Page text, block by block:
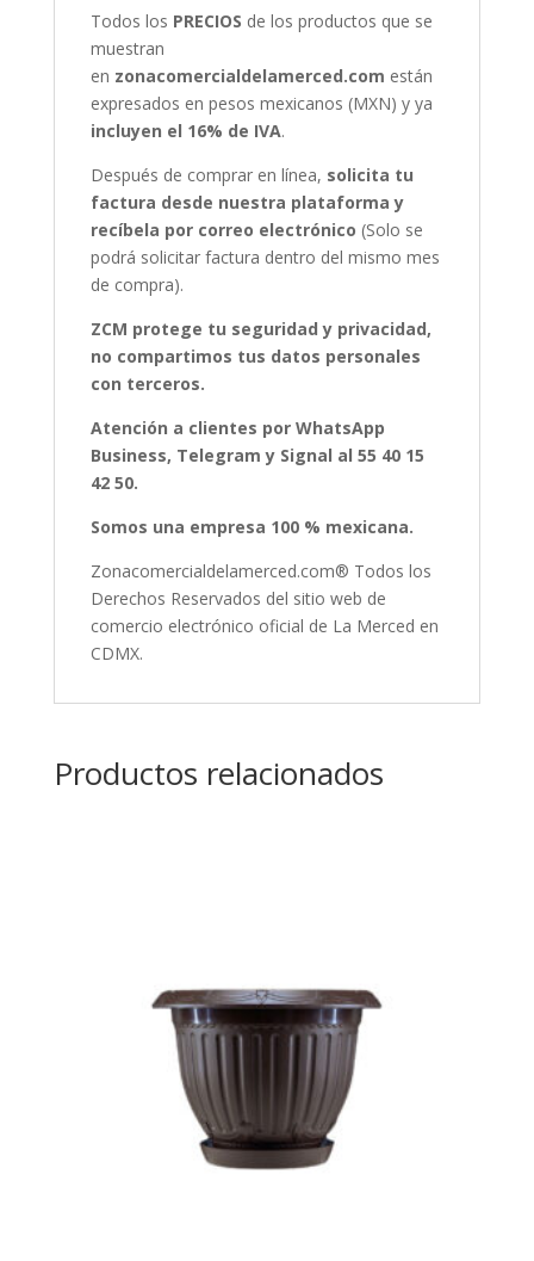
Todos los PRECIOS de los productos que se
muestran
en zonacomercialdelamerced.com están
expresados en pesos mexicanos (MXN) y ya
incluyen el 16% de IVA.
Después de comprar en línea, solicita tu
factura desde nuestra plataforma y
recíbela por correo electrónico (Solo se
podrá solicitar factura dentro del mismo mes
de compra).
ZCM protege tu seguridad y privacidad,
no compartimos tus datos personales
con terceros.
Atención a clientes por WhatsApp
Business, Telegram y Signal al 55 40 15
42 50.
Somos una empresa 100 % mexicana.
Zonacomercialdelamerced.com® Todos los
Derechos Reservados del sitio web de
comercio electrónico oficial de La Merced en
CDMX.
Productos relacionados